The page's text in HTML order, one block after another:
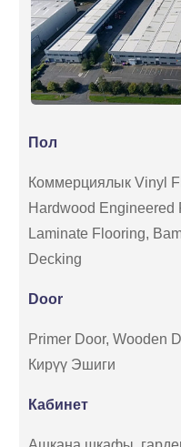
Пол
Коммерциялык Vinyl
Hardwood Engineered
Laminate Flooring,
Decking
Door
Primer Door, Wooden
Кирүү Эшиги
Кабинет